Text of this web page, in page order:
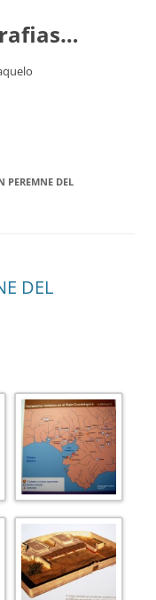
PEREMNE DEL
DEL